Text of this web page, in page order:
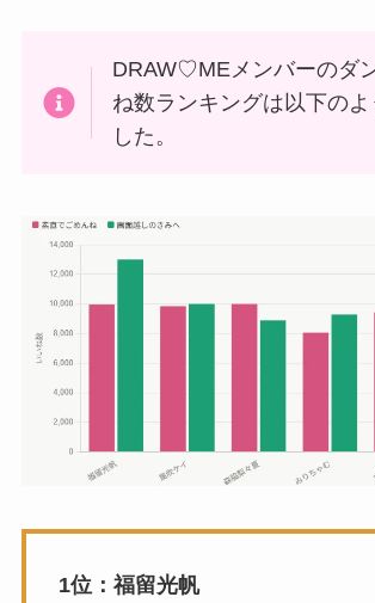
DRAW♡MEメンバーのダ
ね数ランキングは以下のよ
した。
1位：福留光帆